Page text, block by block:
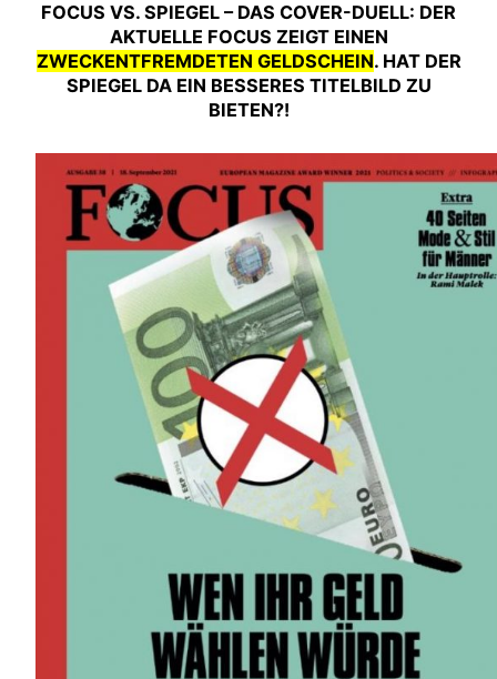
FOCUS VS. SPIEGEL – DAS COVER-DUELL: DER
AKTUELLE FOCUS ZEIGT EINEN
ZWECKENTFREMDETEN GELDSCHEIN. HAT DER
SPIEGEL DA EIN BESSERES TITELBILD ZU
BIETEN?!